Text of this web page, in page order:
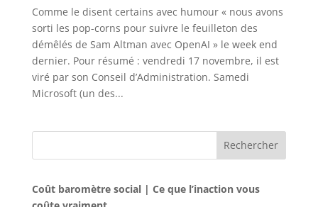
Comme le disent certains avec humour « nous avons
sorti les pop-corns pour suivre le feuilleton des
démêlés de Sam Altman avec OpenAI » le week end
dernier. Pour résumé : vendredi 17 novembre, il est
viré par son Conseil d’Administration. Samedi
Microsoft (un des...
Rechercher
Coût baromètre social | Ce que l’inaction vous